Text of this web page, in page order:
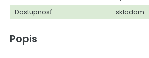
Dostupnosť
skladom
Popis